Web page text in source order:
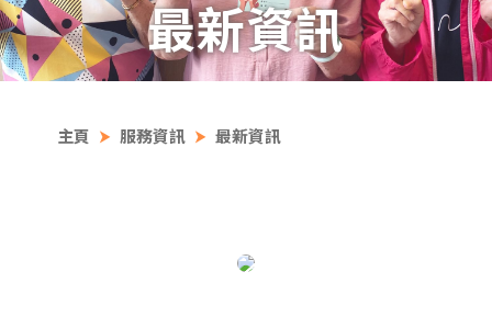
最新資訊
主頁 服務資訊 最新資訊